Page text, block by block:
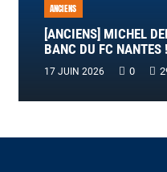
ANCIENS
[ANCIENS] MICHEL
BANC DU FC NANTES !
17 JUIN 2026 0